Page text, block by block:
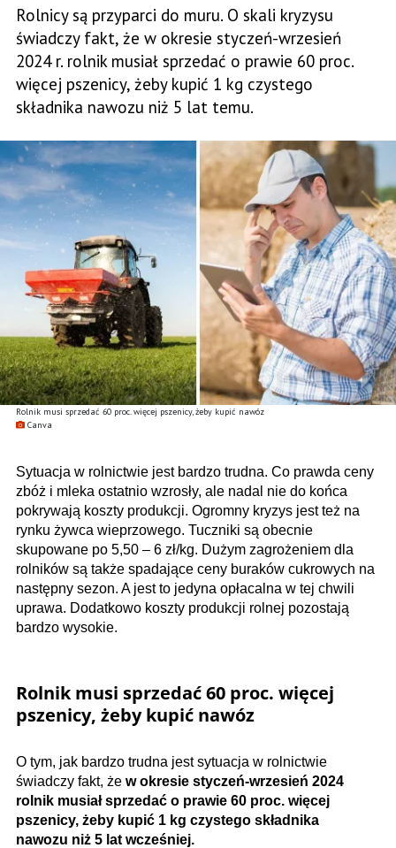
Rolnik musi sprzedać 60 proc. więcej pszenicy, żeby kupić nawóz
Canva
Rolnicy są przyparci do muru. O skali kryzysu
świadczy fakt, że w okresie styczeń-wrzesień
2024 r. rolnik musiał sprzedać o prawie 60 proc.
więcej pszenicy, żeby kupić 1 kg czystego
składnika nawozu niż 5 lat temu.
Sytuacja w rolnictwie jest bardzo trudna. Co prawda ceny
zbóż i mleka ostatnio wzrosły, ale nadal nie do końca
pokrywają koszty produkcji. Ogromny kryzys jest też na
rynku żywca wieprzowego. Tuczniki są obecnie
skupowane po 5,50 – 6 zł/kg. Dużym zagrożeniem dla
rolników są także spadające ceny buraków cukrowych na
następny sezon. A jest to jedyna opłacalna w tej chwili
uprawa. Dodatkowo koszty produkcji rolnej pozostają
bardzo wysokie.
Rolnik musi sprzedać 60 proc. więcej
pszenicy, żeby kupić nawóz
O tym, jak bardzo trudna jest sytuacja w rolnictwie
świadczy fakt, że w okresie styczeń-wrzesień 2024
rolnik musiał sprzedać o prawie 60 proc. więcej
pszenicy, żeby kupić 1 kg czystego składnika
nawozu niż 5 lat wcześniej.